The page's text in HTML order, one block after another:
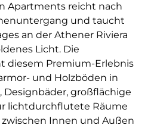
Ensemble
Apartments reicht nach
und taucht
an der Athener Riviera
Licht. Die
diesem Premium-Erlebnis
und Holzböden in
großflächige
lichtdurchflutete Räume
Innen und Außen